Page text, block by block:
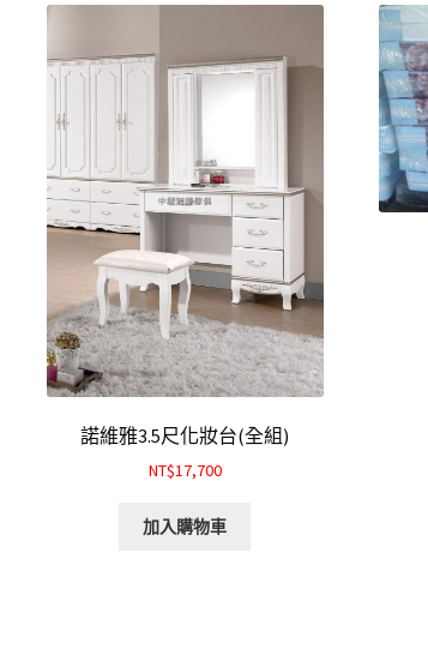
諾維雅3.5尺化妝台(全組)
NT$17,700
加入購物車